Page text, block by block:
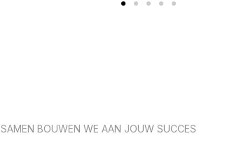
SAMEN BOUWEN WE AAN JOUW SUCCES